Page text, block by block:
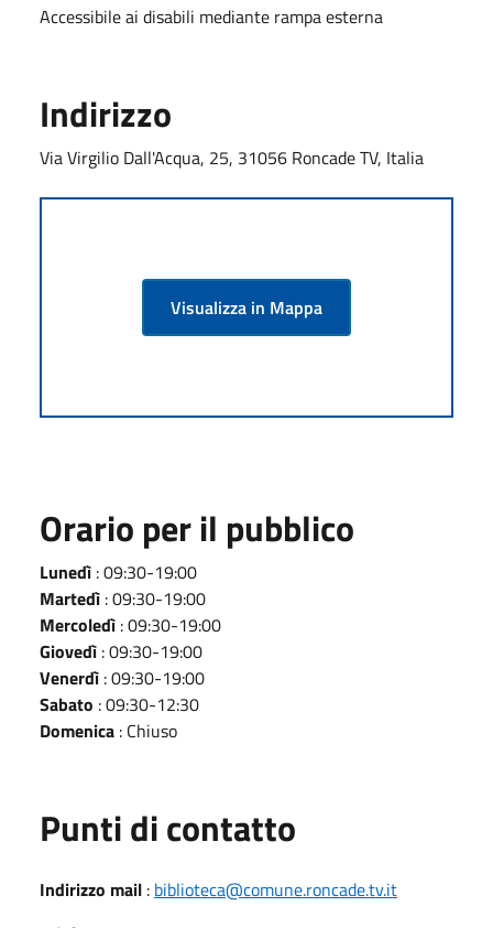
Accessibile ai disabili mediante rampa esterna
Indirizzo
Via Virgilio Dall'Acqua, 25, 31056 Roncade TV, Italia
Visualizza in Mappa
Orario per il pubblico
Lunedì : 09:30-19:00
Martedì : 09:30-19:00
Mercoledì : 09:30-19:00
Giovedì : 09:30-19:00
Venerdì : 09:30-19:00
Sabato : 09:30-12:30
Domenica : Chiuso
Punti di contatto
Indirizzo mail : biblioteca@comune.roncade.tv.it